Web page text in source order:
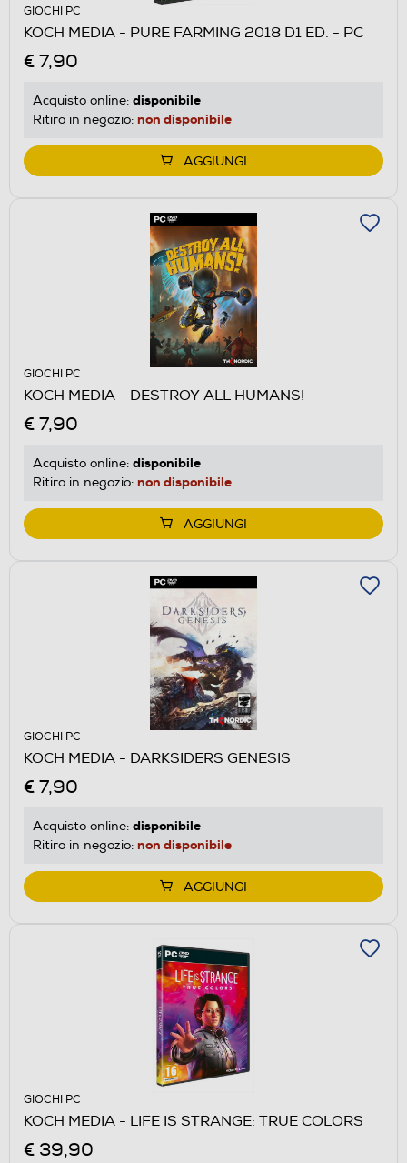
GIOCHI PC
KOCH MEDIA - PURE FARMING 2018 D1 ED. - PC
€ 7,90
Acquisto online: disponibile
Ritiro in negozio: non disponibile
AGGIUNGI
GIOCHI PC
KOCH MEDIA - DESTROY ALL HUMANS!
€ 7,90
Acquisto online: disponibile
Ritiro in negozio: non disponibile
AGGIUNGI
GIOCHI PC
KOCH MEDIA - DARKSIDERS GENESIS
€ 7,90
Acquisto online: disponibile
Ritiro in negozio: non disponibile
AGGIUNGI
GIOCHI PC
KOCH MEDIA - LIFE IS STRANGE: TRUE COLORS
€ 39,90